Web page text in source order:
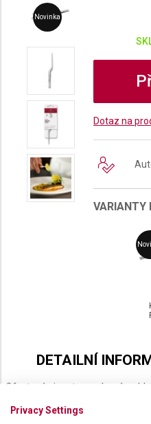
Novinka
Dotaz na
VARIANTY
DETAILNÍ
Ofsetová pinzeta vyrobená s
snadnou manipulaci, který
Privacy Settings